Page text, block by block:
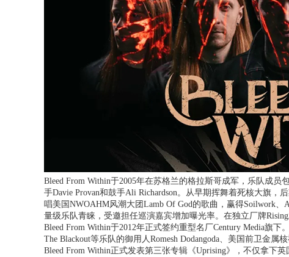
Bleed From Within于2005年在苏格兰的格拉斯哥成军，乐队成员
手Davie Provan和鼓手Ali Richardson。从早期挥舞着死核大旗，
唱美国NWOAHM风潮大团Lamb Of God的歌曲，赢得Soilwork、
量级乐队青睐，受邀担任巡演嘉宾增加曝光率。在独立厂牌
Bleed From Within于2012年正式签约重型名厂Century Media旗
The Blackout等乐队的御用人Romesh Dodangoda、美国前卫金属
Bleed From Within正式发表第三张专辑《Uprising》，不仅拿下